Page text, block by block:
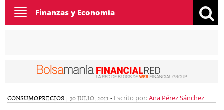
Toggle
navigation
Finanzas y Economía
CONSUMOPRECIOS | 30 JULIO, 2011 - Escrito por:Ana Pérez Sánchez